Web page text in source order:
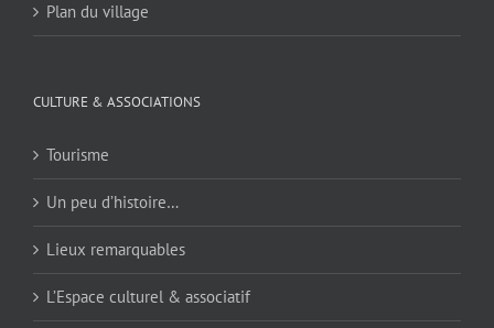
Plan du village
CULTURE & ASSOCIATIONS
Tourisme
Un peu d’histoire…
Lieux remarquables
L’Espace culturel & associatif